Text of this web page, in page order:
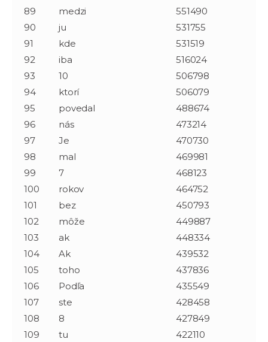
89
medzi
551490
90
ju
531755
91
kde
531519
92
iba
516024
93
10
506798
94
ktorí
506079
95
povedal
488674
96
nás
473214
97
Je
470730
98
mal
469981
99
7
468123
100
rokov
464752
101
bez
450793
102
môže
449887
103
ak
448334
104
Ak
439532
105
toho
437836
106
Podľa
435549
107
ste
428458
108
8
427849
109
tu
422110